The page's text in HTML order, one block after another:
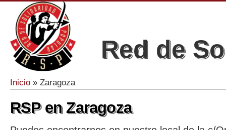
Red de
Se encuentra usted aquí
Inicio » Zaragoza
RSP en Zaragoza